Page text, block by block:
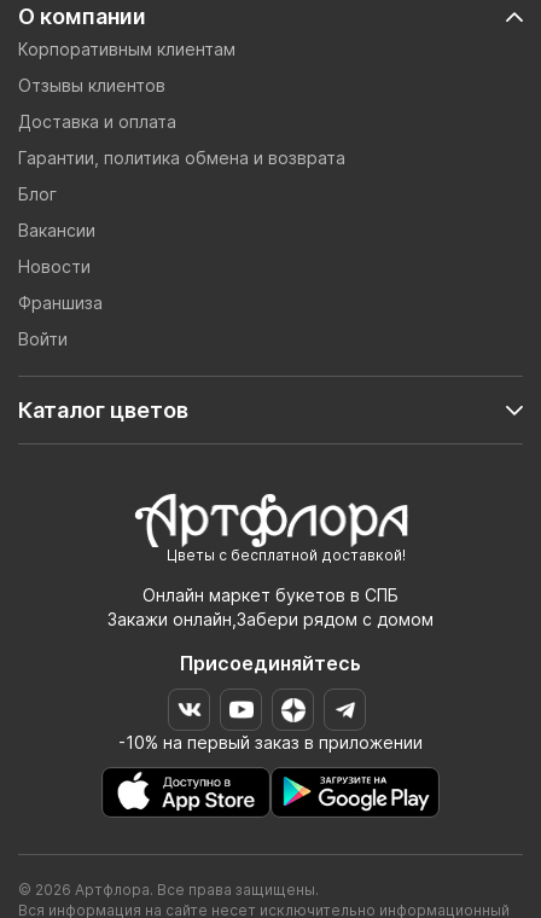
Цветы с бесплатной доставкой!
Онлайн маркет букетов в СПБ
Закажи онлайн,Забери рядом с домом
Присоединяйтесь
-10% на первый заказ в приложении
О компании
Корпоративным клиентам
Отзывы клиентов
Доставка и оплата
Гарантии, политика обмена и возврата
Блог
Вакансии
Новости
Франшиза
Войти
Каталог цветов
© 2026 Артфлора. Все права защищены.
Вся информация на сайте несет исключительно информационный